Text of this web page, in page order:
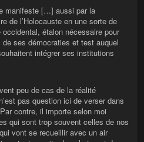
manifeste […] aussi par la
de l’Holocauste en une sorte de
étalon nécessaire pour
ses démocraties et test auquel
intégrer ses institutions
peu de cas de la réalité
pas question ici de verser dans
contre, il importe selon moi
qui sont trop souvent celles de nos
vont se recueillir avec un air